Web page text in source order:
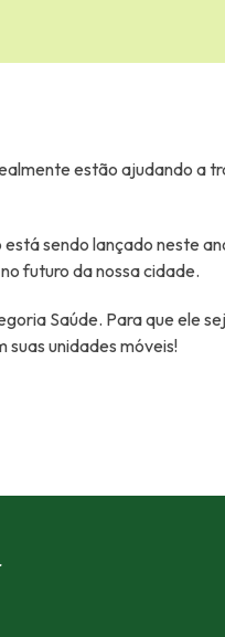
estão ajudando a
sendo lançado neste
futuro da nossa cidade.
Saúde. Para que ele
unidades móveis!